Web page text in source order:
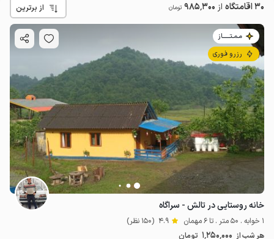
30 اقامتگاه از 985٬300 تومان از برترین
مـمـتــــــاز
رزرو فوری
خانه روستایی در تالش - سراگاه
1 خوابه . 50 متر . تا 6 مهمان 4.9 (150 نظر)
هر شب از 1٬250٬000 تومان